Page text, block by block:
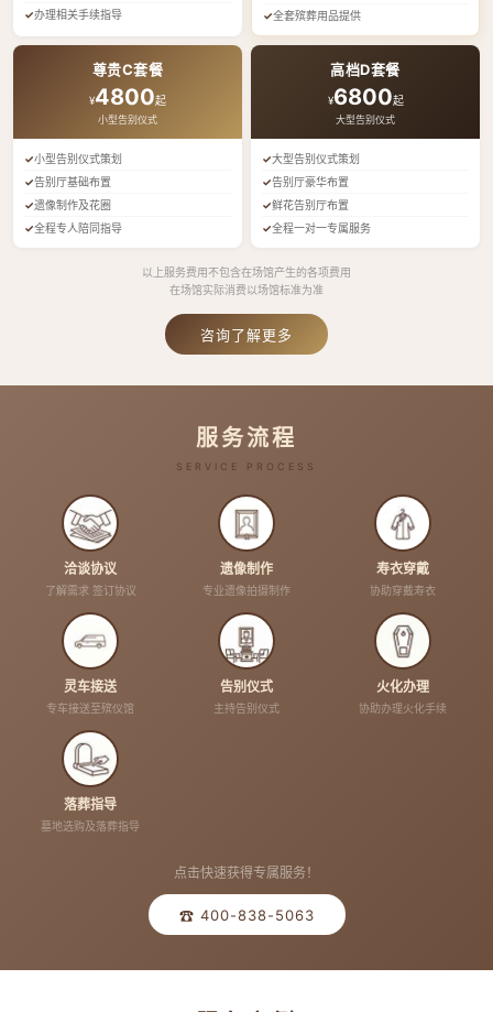
办理相关手续指导
全套殡葬用品提供
尊贵C套餐
¥4800起
小型告别仪式
小型告别仪式策划
告别厅基础布置
遗像制作及花圈
全程专人陪同指导
高档D套餐
¥6800起
大型告别仪式
大型告别仪式策划
告别厅豪华布置
鲜花告别厅布置
全程一对一专属服务
以上服务费用不包含在场馆产生的各项费用
在场馆实际消费以场馆标准为准
咨询了解更多
服务流程
SERVICE PROCESS
洽谈协议
了解需求 签订协议
遗像制作
专业遗像拍摄制作
寿衣穿戴
协助穿戴寿衣
灵车接送
专车接送至殡仪馆
告别仪式
主持告别仪式
火化办理
协助办理火化手续
落葬指导
墓地选购及落葬指导
点击快速获得专属服务！
☎ 400-838-5063